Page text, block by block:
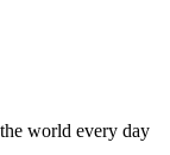
world every day